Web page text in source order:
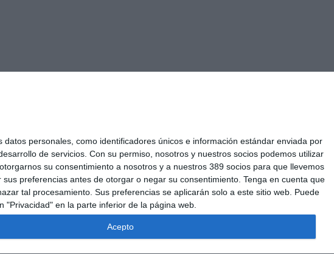
personales, como identificadores únicos e información estándar enviada por
de servicios. Con su permiso, nosotros y nuestros socios podemos utilizar
su consentimiento a nosotros y a nuestros 389 socios para que llevemos
preferencias antes de otorgar o negar su consentimiento. Tenga en cuenta que
tal procesamiento. Sus preferencias se aplicarán solo a este sitio web. Puede
en la parte inferior de la página web.
Acepto
© Gestor de contenidos